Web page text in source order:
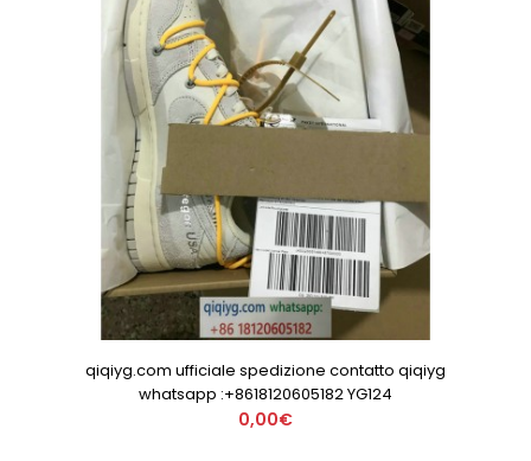
qiqiyg.com ufficiale spedizione contatto qiqiyg
whatsapp :+8618120605182 YG124
0,00€